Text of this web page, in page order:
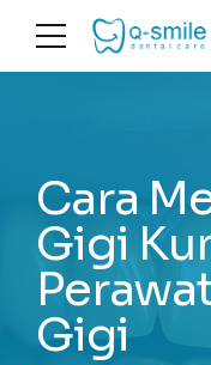
Cara
Gigi
Gigi